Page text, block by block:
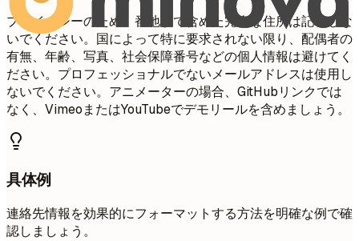
プライバシーのため、番地まで含めた完全な住所は記載しな
いでください。国によって特に要求されない限り、配偶者の
有無、年齢、写真、社会保障番号などの個人情報は避けてく
ださい。プロフェッショナルでないメールアドレスは使用し
ないでください。アニメーターの場合、GitHubリンクでは
なく、VimeoまたはYouTubeでデモリールを含めましょう。
具体例
連絡先情報を効果的にフォーマットする方法を明確な例で確
認しましょう。